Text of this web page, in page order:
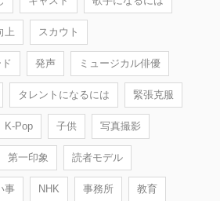
上 スカウト
発声 ミュージカル俳優
タレントになるには 緊張克服
K-Pop 子供 写真撮影
第一印象 読者モデル
事 NHK 事務所 教育